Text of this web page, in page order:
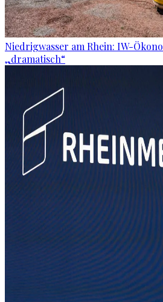
Niedrigwasser am Rhein: IW-
„dramatisch“